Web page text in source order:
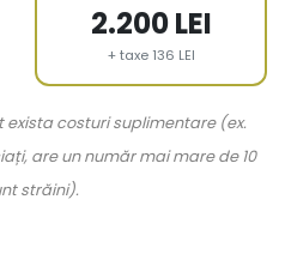
2.200 LEI
+ taxe 136 LEI
costuri suplimentare (ex.
are un număr mai mare de 10
străini).